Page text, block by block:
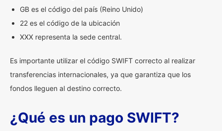
GB es el código del país (Reino Unido)
22 es el código de la ubicación
XXX representa la sede central.
Es importante utilizar el código SWIFT correcto al realizar
transferencias internacionales, ya que garantiza que los
fondos lleguen al destino correcto.
¿Qué es un pago SWIFT?